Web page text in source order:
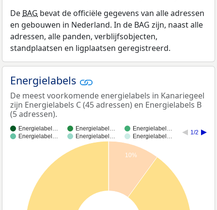
De BAG bevat de officiële gegevens van alle adressen
en gebouwen in Nederland. In de BAG zijn, naast alle
adressen, alle panden, verblijfsobjecten,
standplaatsen en ligplaatsen geregistreerd.
Energielabels
De meest voorkomende energielabels in Kanariegeel
zijn Energielabels C (45 adressen) en Energielabels B
(5 adressen).
Energielabel… Energielabel…
Energielabel…
Energielabel…
Energielabel… Energielabel…
1/2
10%